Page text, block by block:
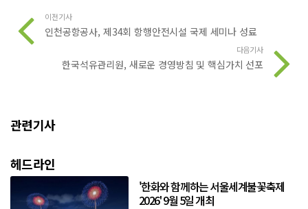
이전기사
인천공항공사, 제34회 항행안전시설 국제 세미나 성료
다음기사
한국석유관리원, 새로운 경영방침 및 핵심가치 선포
관련기사
헤드라인
'한화와 함께하는 서울세계불꽃축제
2026' 9월 5일 개최